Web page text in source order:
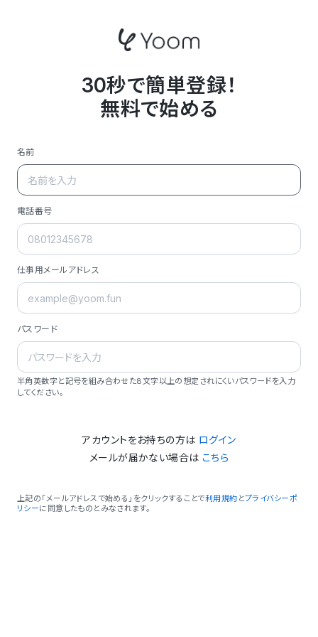
30秒で簡単登録！
無料で始める
名前
電話番号
仕事用メールアドレス
パスワード
半角英数字と記号を組み合わせた8文字以上の想定されにくいパスワードを入力
してください。
アカウントをお持ちの方は ログイン
メールが届かない場合は こちら
上記の「メールアドレスで始める」をクリックすることで利用規約 とプライバシーポ
リシーに同意したものとみなされます。